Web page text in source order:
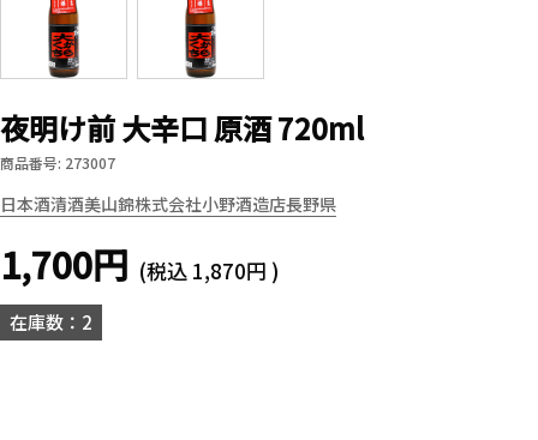
夜明け前 大辛口 原酒 720ml
商品番号: 273007
日本酒清酒美山錦株式会社小野酒造店長野県
1,700円 (税込 1,870円 )
在庫数：2